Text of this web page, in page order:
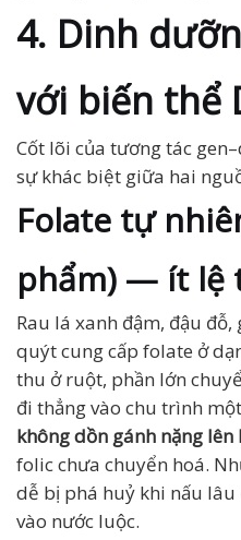
4. Dinh
với biến thể
Cốt lõi của tương tác
sự khác biệt giữa hai
Folate tự
phẩm) — ít lệ
Rau lá xanh đậm, đậu
quýt cung cấp folate ở
thu ở ruột, phần lớn
đi thẳng vào chu trình
không dồn gánh nặng lên
folic chưa chuyển hoá.
dễ bị phá huỷ khi nấu
vào nước luộc.